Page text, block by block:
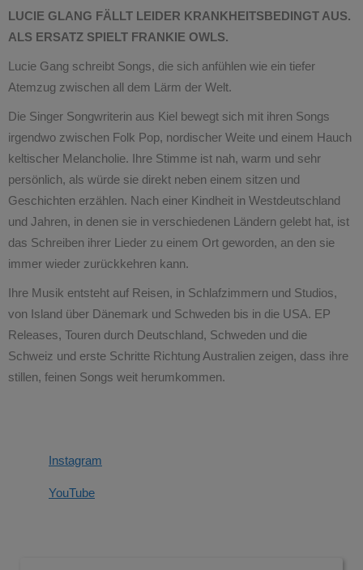
LUCIE GLANG FÄLLT LEIDER KRANKHEITSBEDINGT AUS.
ALS ERSATZ SPIELT FRANKIE OWLS.
Lucie Gang schreibt Songs, die sich anfühlen wie ein tiefer
Atemzug zwischen all dem Lärm der Welt.
Die Singer Songwriterin aus Kiel bewegt sich mit ihren Songs
irgendwo zwischen Folk Pop, nordischer Weite und einem Hauch
keltischer Melancholie. Ihre Stimme ist nah, warm und sehr
persönlich, als würde sie direkt neben einem sitzen und
Geschichten erzählen. Nach einer Kindheit in Westdeutschland
und Jahren, in denen sie in verschiedenen Ländern gelebt hat, ist
das Schreiben ihrer Lieder zu einem Ort geworden, an den sie
immer wieder zurückkehren kann.
Ihre Musik entsteht auf Reisen, in Schlafzimmern und Studios,
von Island über Dänemark und Schweden bis in die USA. EP
Releases, Touren durch Deutschland, Schweden und die
Schweiz und erste Schritte Richtung Australien zeigen, dass ihre
stillen, feinen Songs weit herumkommen.
Instagram
YouTube